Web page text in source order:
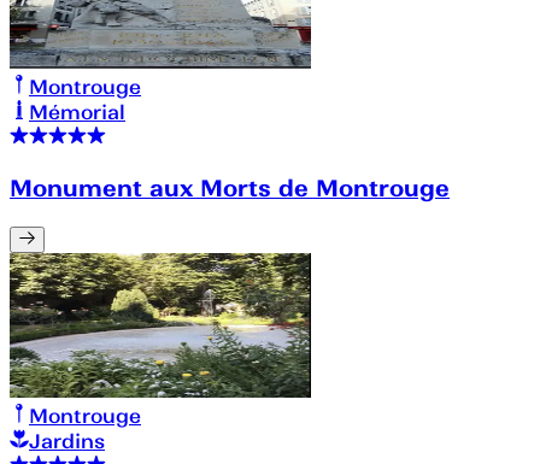
Montrouge
Mémorial
Monument aux Morts de Montrouge
Montrouge
Jardins